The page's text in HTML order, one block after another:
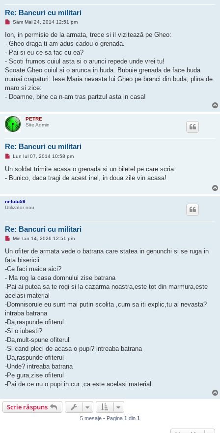
Re: Bancuri cu militari
M
s
j
n
c
i
i
t
Sâm Mai 24, 2014 12:51 pm
Ion, in permisie de la armata, trece si il vizitează pe Gheo:
- Gheo draga ti-am adus cadou o grenada.
- Pai si eu ce sa fac cu ea?
- Scoti frumos cuiul asta si o arunci repede unde vrei tu!
Scoate Gheo cuiul si o arunca in buda. Bubuie grenada de face buda
numai crapaturi. Iese Maria nevasta lui Gheo pe branci din buda, plina de
maro si zice:
- Doamne, bine ca n-am tras partzul asta in casa!
PETRE
Site Admin
Re: Bancuri cu militari
M
s
j
c
i
t
t
Lun Iul 07, 2014 10:58 pm
Un soldat trimite acasa o grenada si un biletel pe care scria:
- Bunico, daca tragi de acest inel, in doua zile vin acasa!
nelutu59
Utilizator nou
Re: Bancuri cu militari
M
s
j
n
c
i
i
t
Mie Ian 14, 2026 12:51 pm
Un ofiter de armata vede o batrana care statea in genunchi si se ruga in
fata bisericii
-Ce faci maica aici?
- Ma rog la casa domnului zise batrana
-Pai ai putea sa te rogi si la cazarma noastra,este tot din marmura,este
acelasi material
-Domnisorule eu sunt mai putin scolita ,cum sa iti explic,tu ai nevasta?
intraba batrana
-Da,raspunde ofiterul
-Si o iubesti?
-Da,mult-spune ofiterul
-Si cand pleci de acasa o pupi? intreaba batrana
-Da,raspunde ofiterul
-Unde? intreaba batrana
-Pe gura,zise ofiterul
-Pai de ce nu o pupi in cur ,ca este acelasi material
Scrie răspuns
5 mesaje • Pagina 1 din 1